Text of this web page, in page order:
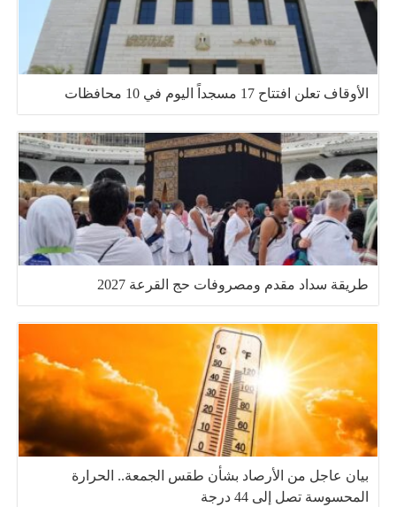
الأوقاف تعلن افتتاح 17 مسجداً اليوم في 10 محافظات
طريقة سداد مقدم ومصروفات حج القرعة 2027
بيان عاجل من الأرصاد بشأن طقس الجمعة.. الحرارة
المحسوسة تصل إلى 44 درجة